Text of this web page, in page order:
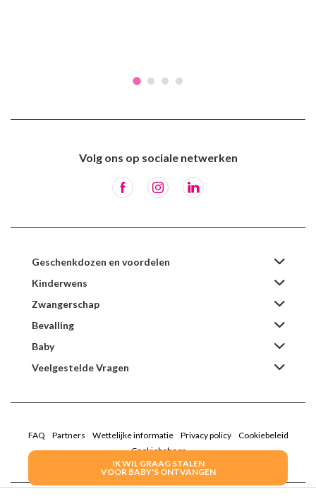
IK WIL GRAAG STALEN
VOOR BABY'S ONTVANGEN
Volg ons op sociale netwerken
Geschenkdozen en voordelen
Kinderwens
Zwangerschap
Bevalling
Baby
Veelgestelde Vragen
FAQ Partners Wettelijke informatie Privacy policy
Cookiebeleid
Cookiebeheer